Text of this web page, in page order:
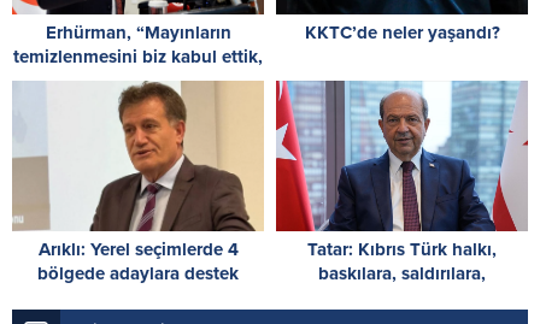
Erhürman, “Mayınların
temizlenmesini biz kabul ettik,
Rum tarafı reddetti”
KKTC’de neler yaşandı?
Arıklı: Yerel seçimlerde 4
bölgede adaylara destek
Tatar: Kıbrıs Türk halkı,
baskılara, saldırılara,